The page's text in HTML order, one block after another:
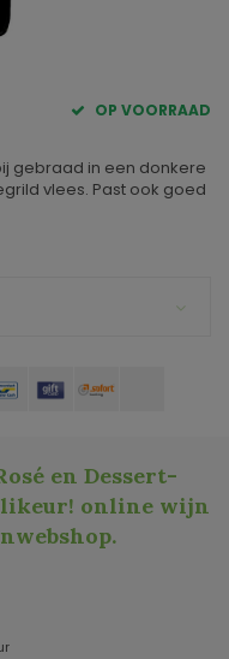
OP VOORRAAD
gebraad in een donkere
vlees. Past ook goed
en Dessert-
likeur! online wijn
.